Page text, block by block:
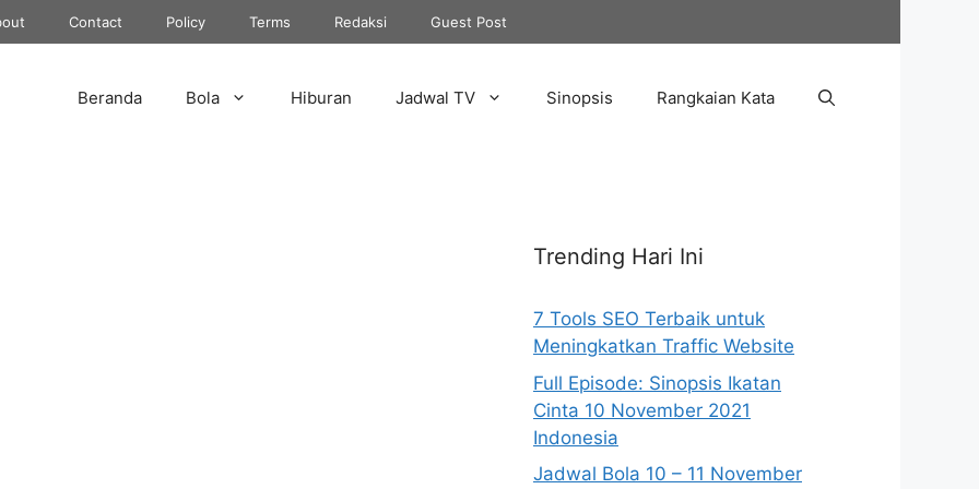
Contact Policy Terms Redaksi Guest Post
Beranda Bola Hiburan Jadwal TV Sinopsis Rangkaian Kata
Trending Hari Ini
7 Tools SEO Terbaik untuk
Meningkatkan Traffic Website
Full Episode: Sinopsis Ikatan
Cinta 10 November 2021
Indonesia
Jadwal Bola 10 – 11 November